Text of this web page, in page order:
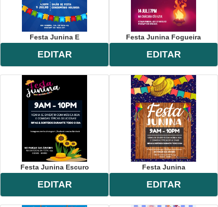
Festa Junina E
EDITAR
Festa Junina Fogueira
EDITAR
Festa Junina Escuro
EDITAR
Festa Junina
EDITAR